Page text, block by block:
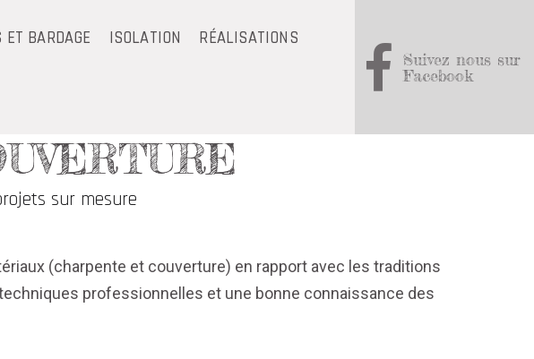
ET BARDAGE ISOLATION RÉALISATIONS
Suivez nous sur
Facebook
sur mesure
(charpente et couverture) en rapport avec les traditions
professionnelles et une bonne connaissance des